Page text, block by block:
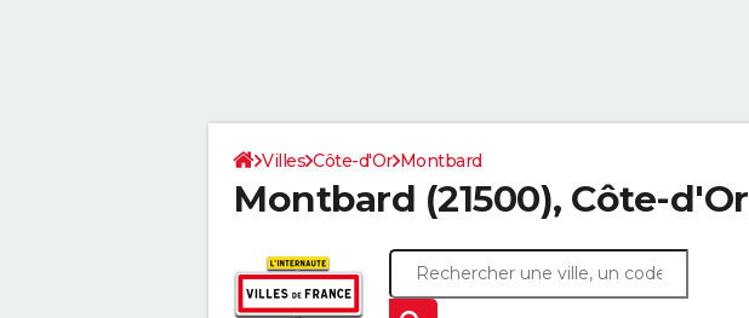
Villes Côte-d'Or Montbard
Montbard (21500), Côte-d'Or